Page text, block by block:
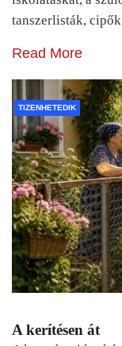
tanszerlisták,
Read More
TIZENHETEDIK
A kerítésen át